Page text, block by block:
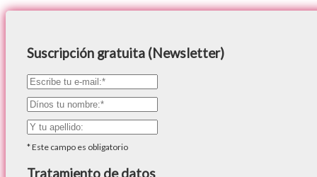
Suscripción gratuita (Newsletter)
*Este campo es obligatorio
Tratamiento de datos